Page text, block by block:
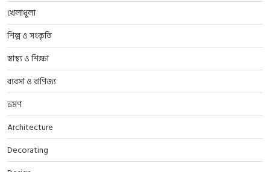
খেলাধুলা
শিল্প ও সংকৃতি
স্বাস্থ্য ও শিক্ষা
ব্যবসা ও বাণিজ্য
ভ্রমণ
Architecture
Decorating